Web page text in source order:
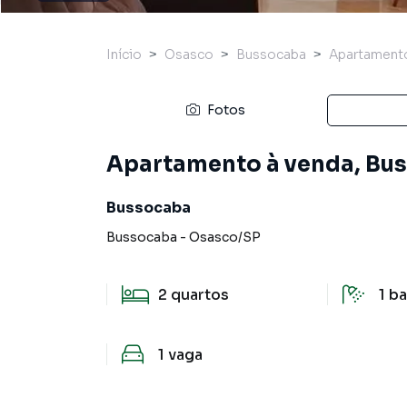
Início Osasco Bussocaba
Fotos
Apartamento à venda,
Bussocaba
Bussocaba - Osasco/SP
2 quartos 1
1 vaga